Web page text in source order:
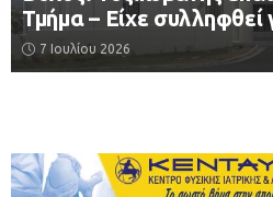
Τμήμα – Είχε συλληφθεί
7 Ιουλίου 2026